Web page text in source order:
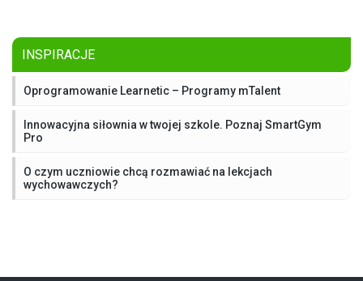
INSPIRACJE
Oprogramowanie Learnetic – Programy mTalent
Innowacyjna siłownia w twojej szkole. Poznaj SmartGym
Pro
O czym uczniowie chcą rozmawiać na lekcjach
wychowawczych?